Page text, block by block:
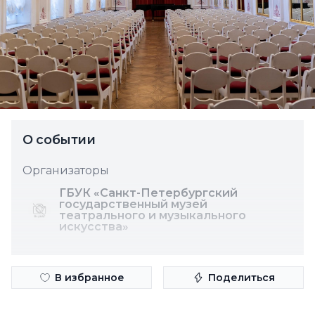
О событии
Организаторы
ГБУК «Санкт-Петербургский
государственный музей
театрального и музыкального
искус­ства»
В избранное Поделиться